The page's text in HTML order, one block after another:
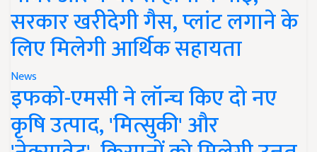
सरकार खरीदेगी गैस, प्लांट लगाने के
लिए मिलेगी आर्थिक सहायता
News
इफको-एमसी ने लॉन्च किए दो नए
कृषि उत्पाद, 'मित्सुकी' और